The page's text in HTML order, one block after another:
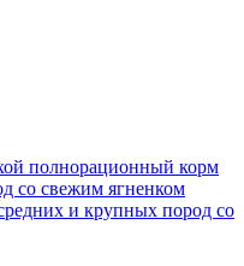
полнорационный корм
со свежим ягненком
и крупных пород со